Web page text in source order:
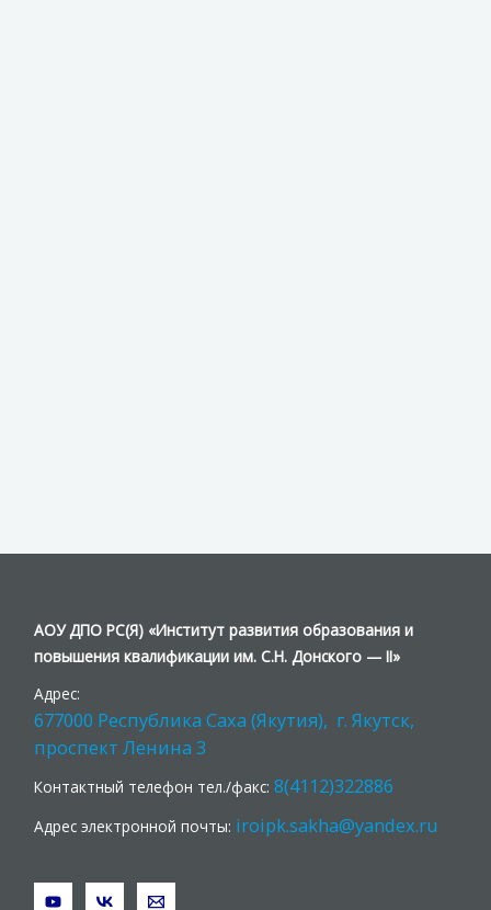
АОУ ДПО РС(Я) «Институт развития образования и
повышения квалификации им. С.Н. Донского — II»
Адрес:
677000 Республика Саха (Якутия), г. Якутск,
проспект Ленина 3
Контактный телефон тел./факс:8(4112)322886
Адрес электронной почты: iroipk.sakha@yandex.ru